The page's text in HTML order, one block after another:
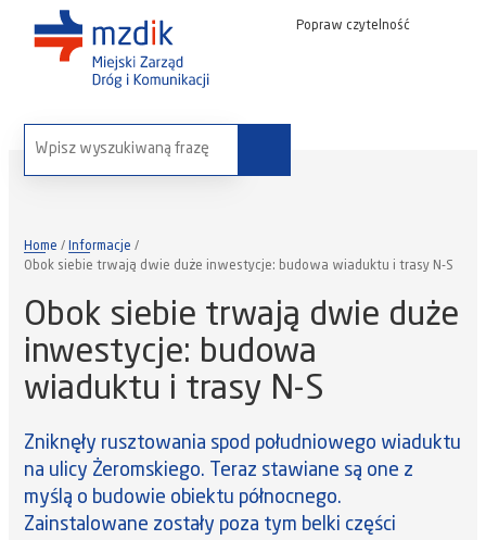
Popraw czytelność
wyszukaj na stronie:
Home
Informacje
Obok siebie trwają dwie duże inwestycje: budowa wiaduktu i trasy N-S
Obok siebie trwają dwie duże
inwestycje: budowa
wiaduktu i trasy N-S
Zniknęły rusztowania spod południowego wiaduktu
na ulicy Żeromskiego. Teraz stawiane są one z
myślą o budowie obiektu północnego.
Zainstalowane zostały poza tym belki części